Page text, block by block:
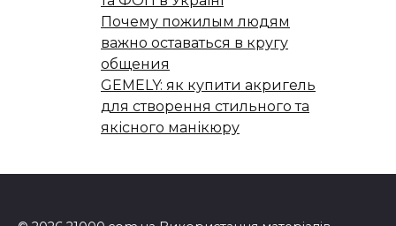
Почему пожилым людям
важно оставаться в кругу
общения
GEMELY: як купити акригель
для створення стильного та
якісного манікюру